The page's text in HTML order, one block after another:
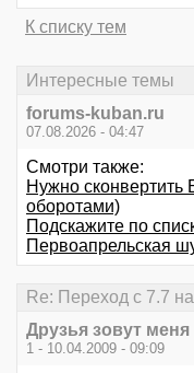
К списку тем
Интересные темы
forums-kuban.ru
07.08.2026 - 04:47
Смотри также:
Нужно сконвертить
оборотами)
Подскажите по
Первоапрельская
Re: Переход с 7.7
Друзья зовут меня
1 - 10.04.2009 - 09:09